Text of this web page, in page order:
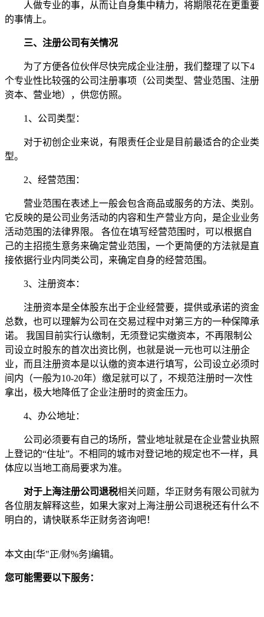
人做专业的事，从而让自身集中精力，将期限花在更重要
的事情上。
三、注册公司有关情况
为了方便各位伙伴尽快完成企业注册，我们整理了以下4
个专业性比较强的公司注册事项（公司类型、营业范围、注册
资本、营业地），供您仿照。
1、公司类型：
对于初创企业来说，有限责任企业是目前最适合的企业类
型。
2、经营范围：
营业范围在表述上一般会包含商品或服务的方法、类别。
它反映的是公司业务活动的内容和生产营业方向，是企业业务
活动范围的法律界限。 各位在填写经营范围时，可以根据自
己的主招揽生意务来确定营业范围，一个更简便的方法就是直
接依据行业内同类公司，来确定自身的经营范围。
3、注册资本：
注册资本是全体股东出于企业经营要，提供或承诺的资金
总数，也可以理解为公司在交易过程中对第三方的一种保障承
诺。 我国目前实行认缴制，无须登记实缴资本，不再限制公
司设立时股东的首次出资比例，也就是说一元也可以注册企
业，而且注册资本是以认缴的资本进行填写，公司设立必须时
间内（一般为10-20年）缴足就可以了，不规范注册时一次性
拿出，极大地降低了企业注册时的资金压力。
4、办公地址：
公司必须要有自己的场所，营业地址就是在企业营业执照
上登记的“住址”。不相同的城市对登记地的规定也不一样，具
体应以当地工商局要求为准。
对于上海注册公司退税相关问题，华正财务有限公司就为
各位朋友解释这些，如果大家对上海注册公司退税还有什么不
明白的，请快联系华正财务咨询吧！
本文由[华"正/财%务]编辑。
您可能需要以下服务：